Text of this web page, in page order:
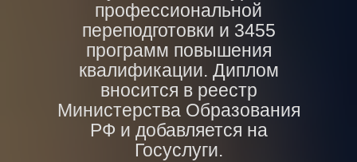
профессиональной
переподготовки и 3455
программ повышения
квалификации. Диплом
вносится в реестр
Министерства Образования
РФ и добавляется на
Госуслуги.